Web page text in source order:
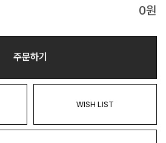
0원
주문하기
WISH LIST